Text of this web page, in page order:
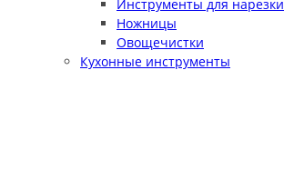
Инструменты для нарезки
Ножницы
Овощечистки
Кухонные инструменты